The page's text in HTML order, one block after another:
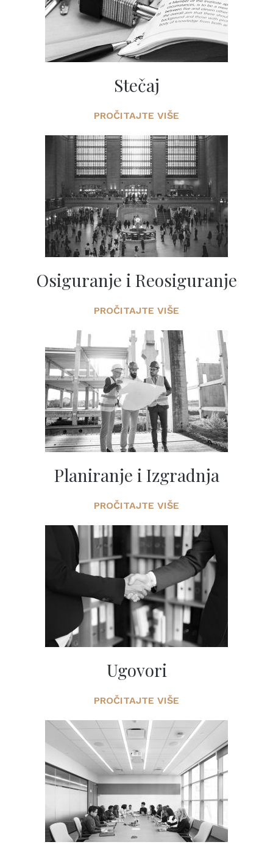
Stečaj
PROČITAJTE VIŠE
Osiguranje i Reosiguranje
PROČITAJTE VIŠE
Planiranje i Izgradnja
PROČITAJTE VIŠE
Ugovori
PROČITAJTE VIŠE